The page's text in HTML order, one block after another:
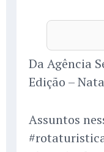
Da Agência
Edição –
Assuntos